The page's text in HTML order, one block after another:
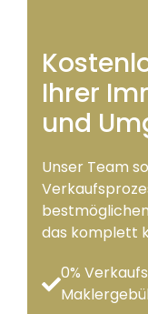
Ihrer
und
Unser Team
das komplett
0%